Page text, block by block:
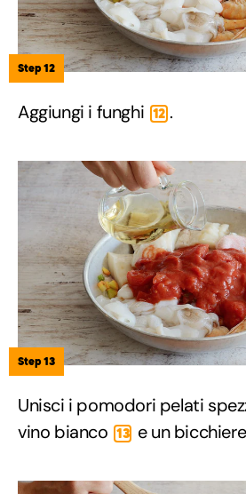
Step 12
Aggiungi i funghi 12 .
Step 13
Unisci i pomodori pelati
vino bianco 13 e un